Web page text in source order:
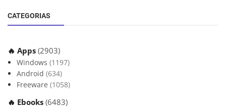
CATEGORIAS
🔥 Apps (2903)
Windows (1197)
Android (634)
Freeware (1058)
🔥 Ebooks (6483)